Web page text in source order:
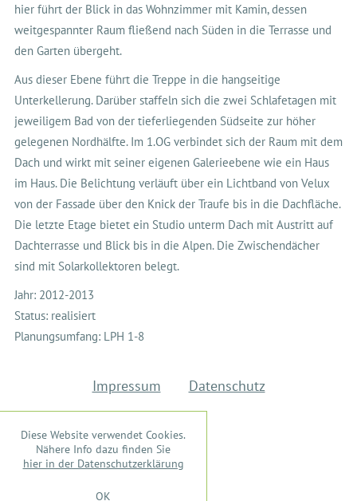
hier führt der Blick in das Wohnzimmer mit Kamin, dessen
weitgespannter Raum fließend nach Süden in die Terrasse und
den Garten übergeht.
Aus dieser Ebene führt die Treppe in die hangseitige
Unterkellerung. Darüber staffeln sich die zwei Schlafetagen mit
jeweiligem Bad von der tieferliegenden Südseite zur höher
gelegenen Nordhälfte. Im 1.OG verbindet sich der Raum mit dem
Dach und wirkt mit seiner eigenen Galerieebene wie ein Haus
im Haus. Die Belichtung verläuft über ein Lichtband von Velux
von der Fassade über den Knick der Traufe bis in die Dachfläche.
Die letzte Etage bietet ein Studio unterm Dach mit Austritt auf
Dachterrasse und Blick bis in die Alpen. Die Zwischendächer
sind mit Solarkollektoren belegt.
Jahr: 2012-2013
Status: realisiert
Planungsumfang: LPH 1-8
Impressum Datenschutz
Diese Website verwendet Cookies.
Nähere Info dazu finden Sie
hier in der Datenschutzerklärung
OK